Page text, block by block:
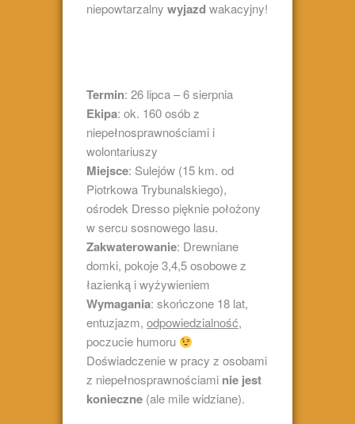
niepowtarzalny wyjazd wakacyjny!
Termin: 26 lipca – 6 sierpnia
Ekipa: ok. 160 osób z
niepełnosprawnościami i
wolontariuszy
Miejsce: Sulejów (15 km. od
Piotrkowa Trybunalskiego),
ośrodek Dresso pięknie położony
w sercu sosnowego lasu.
Zakwaterowanie: Drewniane
domki, pokoje 3,4,5 osobowe z
łazienką i wyżywieniem
Wymagania: skończone 18 lat,
entuzjazm, odpowiedzialność,
poczucie humoru
Doświadczenie w pracy z osobami
z niepełnosprawnościami nie jest
konieczne (ale mile widziane).